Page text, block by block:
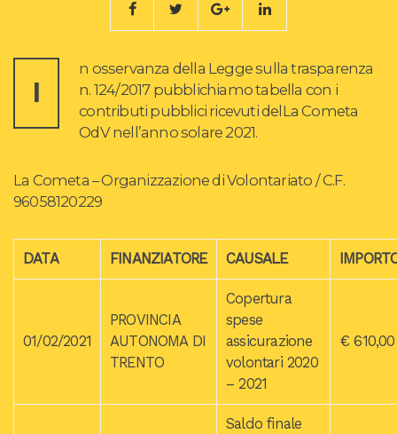
I
n osservanza della Legge sulla trasparenza
n. 124/2017 pubblichiamo tabella con i
contributi pubblici ricevuti delLa Cometa
OdV nell’anno solare 2021.
La Cometa – Organizzazione di Volontariato / C.F.
96058120229
DATA FINANZIATORE CAUSALE
01/02/2021
PROVINCIA
AUTONOMA DI
TRENTO
Copertura
spese
assicurazione
volontari 2020
– 2021
€ 610,00
Saldo finale